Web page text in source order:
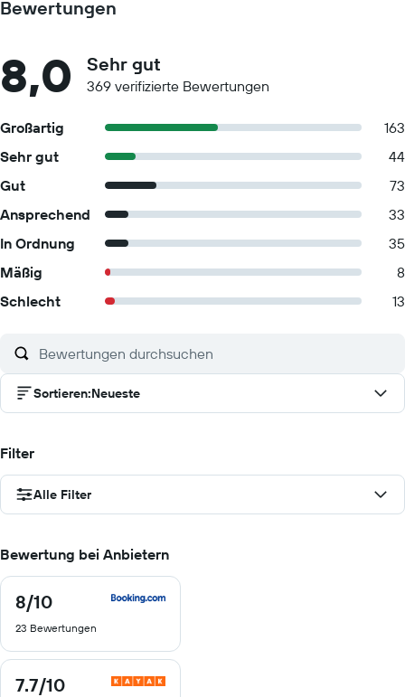
Bewertungen
8,0 Sehr gut
369 verifizierte Bewertungen
Großartig
163
Sehr gut
44
Gut
73
Ansprechend
33
In Ordnung
35
Mäßig
8
Schlecht
13
Sortieren:Neueste
Filter
Alle Filter
Bewertung bei Anbietern
8/10
8
von
10
23 Bewertungen
7.7/10
7.7